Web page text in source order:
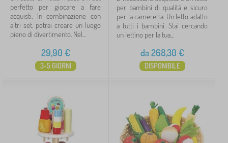
perfetto per giocare a fare
acquisti. In combinazione con
altri set, potrai creare un luogo
pieno di divertimento. Nel...
29,90 €
3-5 GIORNI
per bambini di qualità e sicuro
per la cameretta. Un letto adatto
a tutti i bambini. Stai cercando
un lettino per la tua...
da268,30 €
DISPONIBILE